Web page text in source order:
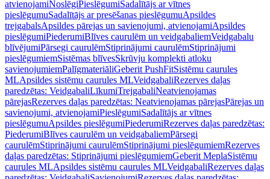
atvienojamiNoslēgiPieslēgumiSadalītājs ar vītnes
pieslēgumuSadalītājs ar presēšanas pieslēgumuApsildes
trejgabalsApsildes pārejas un savienojumi, atvienojamiApsildes
pieslēgumiPiederumiBlīves caurulēm un veidgabaliemVeidgabalu
blīvējumiPārsegi caurulēmStiprinājumi caurulēmStiprinājumi
pieslēgumiemSistēmas blīvesSkrūvju komplekti atloku
savienojumiemPalīgmateriāliGeberit PushFitSistēmu caurules
MLApsildes sistēmu caurules MLVeidgabaliRezerves daļas
paredzētas: VeidgabaliLīkumiTrejgabaliNeatvienojamas
pārejasRezerves daļas paredzētas: Neatvienojamas pārejasPārejas un
savienojumi, atvienojamiPieslēgumiSadalītājs ar vītnes
pieslēgumuApsildes pieslēgumiPiederumiRezerves daļas paredzētas:
PiederumiBlīves caurulēm un veidgabaliemPārsegi
caurulēmStiprinājumi caurulēmStiprinājumi pieslēgumiemRezerves
daļas paredzētas: Stiprinājumi pieslēgumiemGeberit MeplaSistēmu
caurules MLApsildes sistēmu caurules MLVeidgabaliRezerves daļas